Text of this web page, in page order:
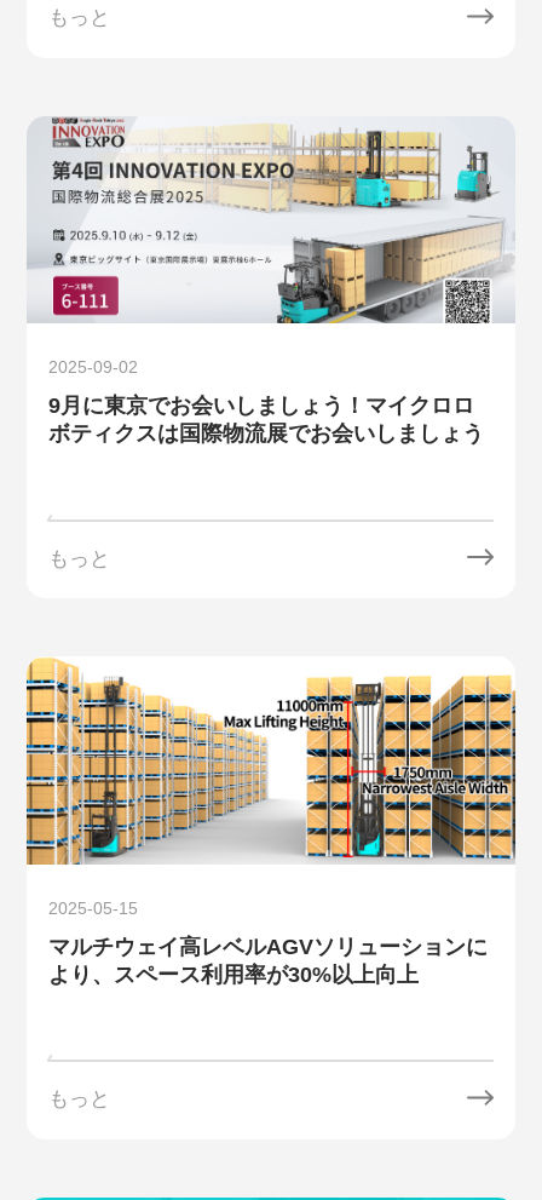
もっと
2025-09-02
9月に東京でお会いしましょう！マイクロロ
ボティクスは国際物流展でお会いしましょう
もっと
2025-05-15
マルチウェイ高レベルAGVソリューションに
より、スペース利用率が30%以上向上
もっと